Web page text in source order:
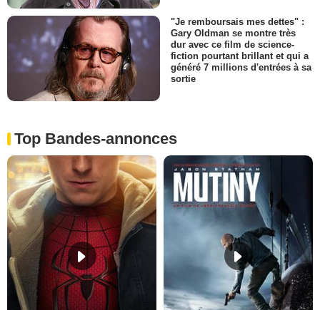
"Je remboursais mes dettes" :
Gary Oldman se montre très
dur avec ce film de science-
fiction pourtant brillant et qui a
généré 7 millions d'entrées à sa
sortie
Top Bandes-annonces